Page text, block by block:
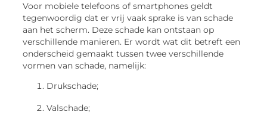
Voor mobiele telefoons of smartphones geldt
tegenwoordig dat er vrij vaak sprake is van schade
aan het scherm. Deze schade kan ontstaan op
verschillende manieren. Er wordt wat dit betreft een
onderscheid gemaakt tussen twee verschillende
vormen van schade, namelijk:
Drukschade;
Valschade;